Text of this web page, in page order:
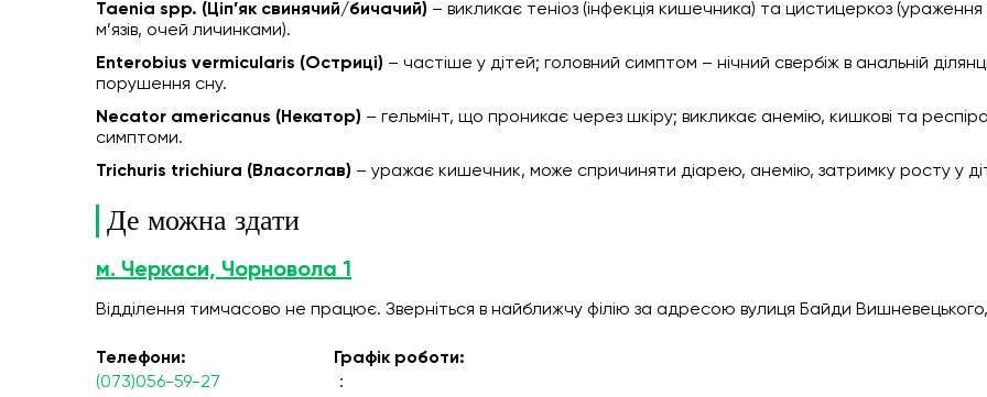
Taenia spp. (Ціп’як свинячий/бичачий) – викликає теніоз (інфекція кишечника) та цистицеркоз (ураження
м’язів, очей личинками).
Enterobius vermicularis (Остриці) – частіше у дітей; головний симптом – нічний свербіж в анальній
порушення сну.
Necator americanus (Некатор) – гельмінт, що проникає через шкіру; викликає анемію, кишкові та
симптоми.
Trichuris trichiura (Власоглав) – уражає кишечник, може спричиняти діарею, анемію, затримку росту у
Де можна здати
м. Черкаси, Чорновола 1
Відділення тимчасово не працює. Зверніться в найближчу філію за адресою вулиця Байди
Телефони:
(073)056-59-27
Графік роботи:
: